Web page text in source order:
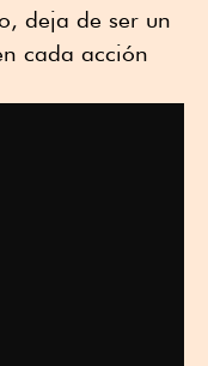
deja de ser un
cada acción